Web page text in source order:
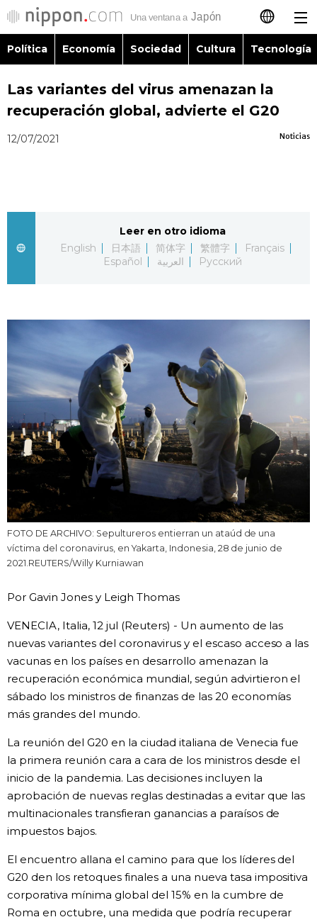
日本語
English
العربية
Русский
Política
Sociedad
Cultura
Guía de Japón
Vídeos e imágenes
En profundidad
Más
Noticias
Fragmentos de Japón
Gente
Blog
Tokio
Avisos
Política Economía Sociedad Cultura Tecnología
Las variantes del virus amenazan la
recuperación global, advierte el G20
Noticias
12/07/2021
Leer en otro idioma
English
日本語 简体字 繁體字
Français
Español
العربية Русский
FOTO DE ARCHIVO: Sepultureros entierran un ataúd de una
víctima del coronavirus, en Yakarta, Indonesia, 28 de junio de
2021.REUTERS/Willy Kurniawan
Por Gavin Jones y Leigh Thomas
VENECIA, Italia, 12 jul (Reuters) - Un aumento de las
nuevas variantes del coronavirus y el escaso acceso a las
vacunas en los países en desarrollo amenazan la
recuperación económica mundial, según advirtieron el
sábado los ministros de finanzas de las 20 economías
más grandes del mundo.
La reunión del G20 en la ciudad italiana de Venecia fue
la primera reunión cara a cara de los ministros desde el
inicio de la pandemia. Las decisiones incluyen la
aprobación de nuevas reglas destinadas a evitar que las
multinacionales transfieran ganancias a paraísos de
impuestos bajos.
El encuentro allana el camino para que los líderes del
G20 den los retoques finales a una nueva tasa impositiva
corporativa mínima global del 15% en la cumbre de
Roma en octubre, una medida que podría recuperar